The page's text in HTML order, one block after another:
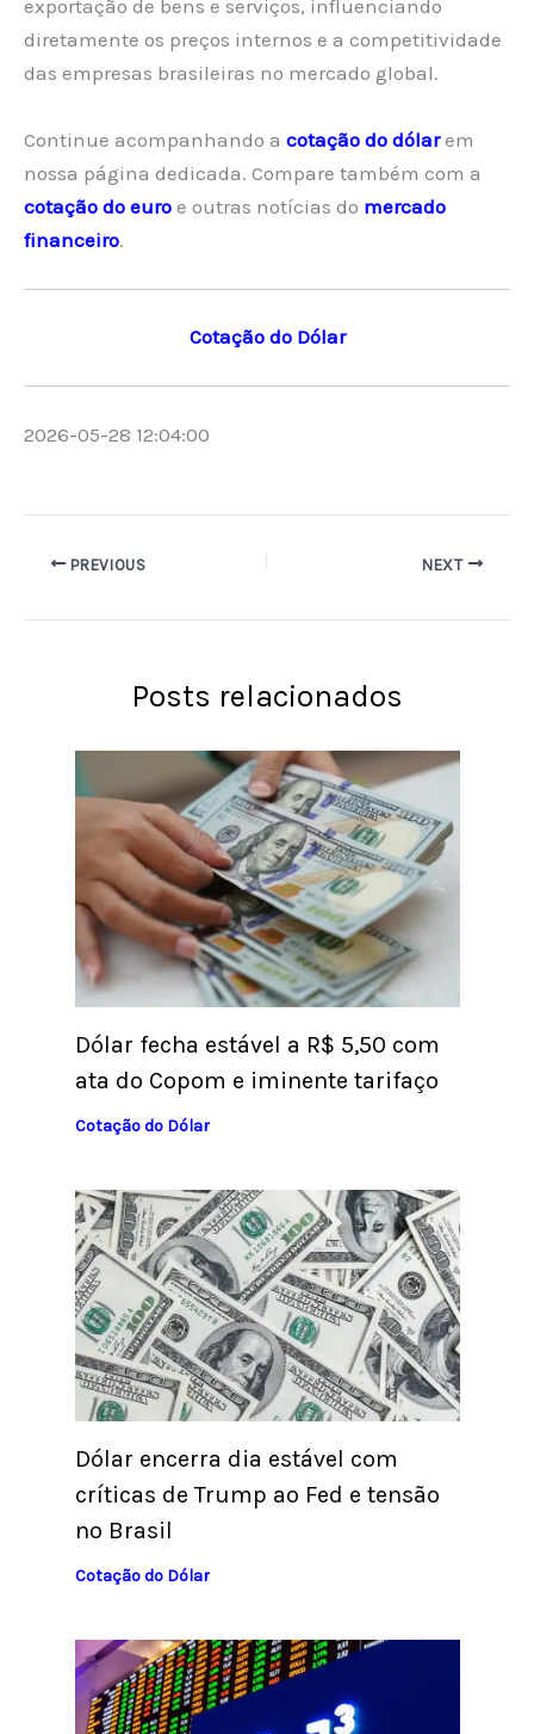
exportação de bens e serviços, influenciando
diretamente os preços internos e a competitividade
das empresas brasileiras no mercado global.
Continue acompanhando a cotação do dólarem
nossa página dedicada. Compare também com a
cotação do euro e outras notícias do mercado
financeiro.
Cotação do Dólar
2026-05-28 12:04:00
PREVIOUS NEXT
Posts relacionados
Dólar fecha estável a R$ 5,50 com
ata do Copom e iminente tarifaço
Cotação do Dólar
Dólar encerra dia estável com
críticas de Trump ao Fed e tensão
no Brasil
Cotação do Dólar